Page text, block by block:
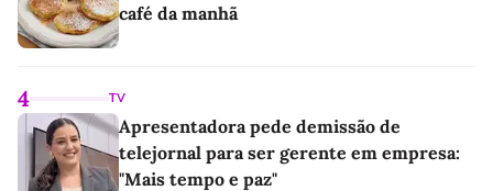
café da manhã
4 TV
Apresentadora pede demissão de
telejornal para ser gerente em empresa:
"Mais tempo e paz"